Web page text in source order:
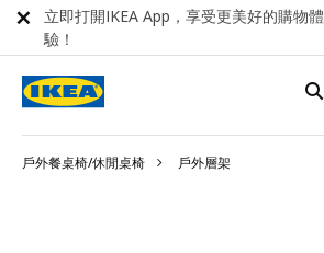
戶外餐桌椅/休閒桌椅 戶外層架
立即打開IKEA App，享受更美好的購物體
驗！